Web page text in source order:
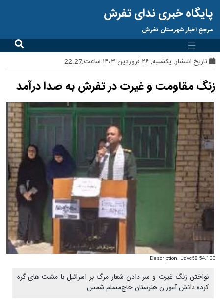
پایگاه خبری ندای تفرش
مرجع اخبار شهرستان تفرش
تاریخ انتشار: یکشنبه, ۲۶ فروردین ۱۴۰۳ ساعت:22:27
زنگ مقاومت و غیرت در تفرش به صدا درآمد
Description: Lavc58.54.100
نواختن زنگ غیرت و سر دادن شعار مرگ بر اسرائیل با مشت های گره
کرده دانش آموزان هنرستان حاج‌مسلم شمس